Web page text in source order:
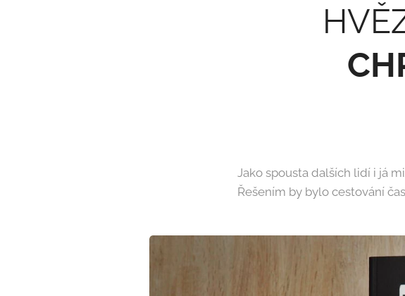
Jako spousta dalších lidí i já
Řešením by bylo cestování